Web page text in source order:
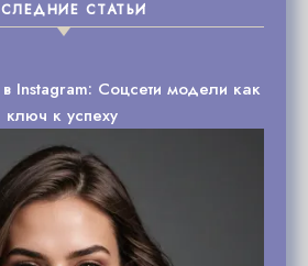
СТАТЬИ
Соцсети модели как
ключ к успеху